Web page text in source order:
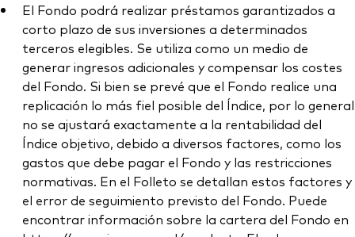
El Fondo podrá realizar préstamos garantizados a
corto plazo de sus inversiones a determinados
terceros elegibles. Se utiliza como un medio de
generar ingresos adicionales y compensar los costes
del Fondo. Si bien se prevé que el Fondo realice una
replicación lo más fiel posible del Índice, por lo general
no se ajustará exactamente a la rentabilidad del
Índice objetivo, debido a diversos factores, como los
gastos que debe pagar el Fondo y las restricciones
normativas. En el Folleto se detallan estos factores y
el error de seguimiento previsto del Fondo. Puede
encontrar información sobre la cartera del Fondo en